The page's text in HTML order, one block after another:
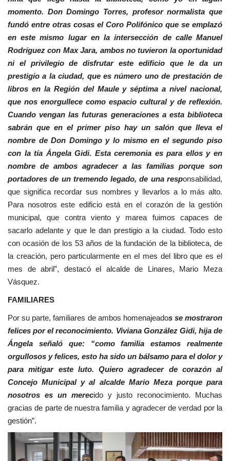
momento. Don Domingo Torres, profesor normalista que
fundó entre otras cosas el Coro Polifónico que se emplazó
en este mismo lugar en la intersección de calle Manuel
Rodríguez con Max Jara, ambos no tuvieron la oportunidad
ni el privilegio de disfrutar este edificio que le da un
prestigio a la ciudad, que es número uno de prestación de
libros en la Región del Maule y séptima a nivel nacional,
que nos enorgullece como espacio cultural y de reflexión.
Cuando vengan las futuras generaciones a esta biblioteca
sabrán que en el primer piso hay un salón que lleva el
nombre de Don Domingo y lo mismo en el segundo piso
con la tía Ángela Gidi. Esta ceremonia es para ellos y en
nombre de ambos agradecer a las familias porque son
portadores de un tremendo legado, de una responsabilidad,
que significa recordar sus nombres y llevarlos a lo más alto.
Para nosotros este edificio está en el corazón de la gestión
municipal, que contra viento y marea fuimos capaces de
sacarlo adelante y que le dan prestigio a la ciudad. Todo esto
con ocasión de los 53 años de la fundación de la biblioteca, de
la creación, pero particularmente en el mes del libro que es el
mes de abril”, destacó el alcalde de Linares, Mario Meza
Vásquez.
FAMILIARES
Por su parte, familiares de ambos homenajeados se mostraron
felices por el reconocimiento. Viviana González Gidi, hija de
Ángela señaló que: “como familia estamos realmente
orgullosos y felices, esto ha sido un bálsamo para el dolor y
para mitigar este luto. Quiero agradecer de corazón al
Concejo Municipal y al alcalde Mario Meza porque para
nosotros es un merecido y justo reconocimiento. Muchas
gracias de parte de nuestra familia y agradecer de verdad por la
gestión”.